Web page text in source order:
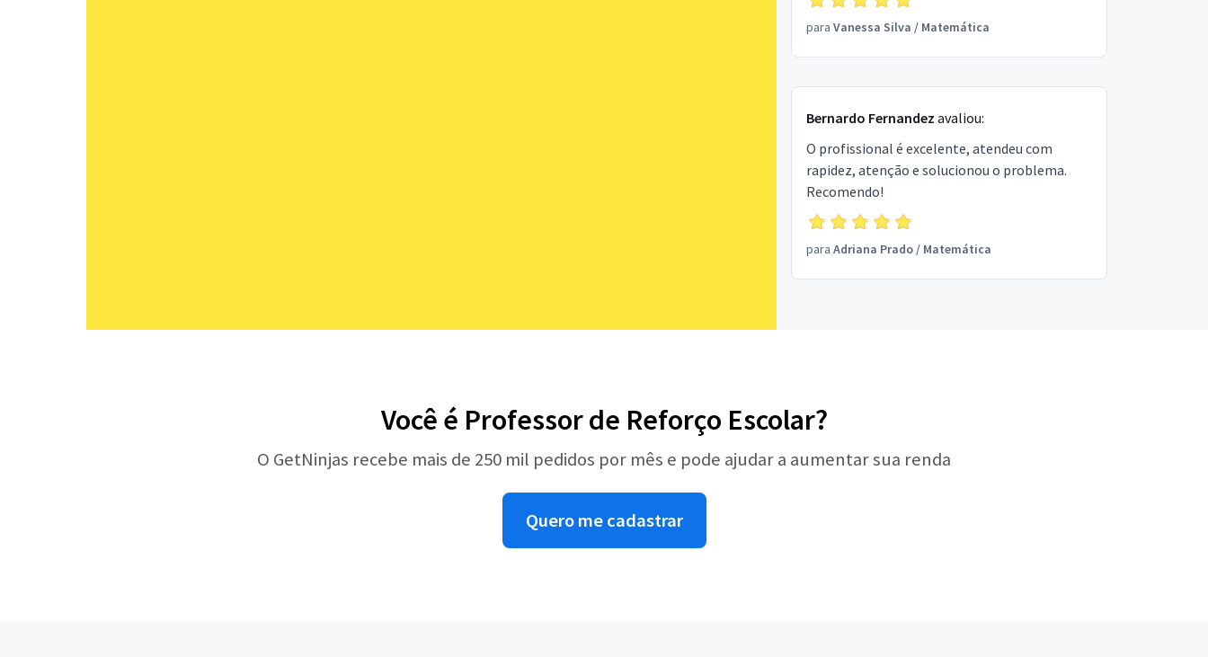
para Vanessa Silva / Matemática
Bernardo Fernandez avaliou:
O profissional é excelente, atendeu com
rapidez, atenção e solucionou o problema.
Recomendo!
para Adriana Prado/ Matemática
Você é Professor de Reforço Escolar?
O GetNinjas recebe mais de 250 mil pedidos por mês e pode ajudar a aumentar sua renda
Quero me cadastrar